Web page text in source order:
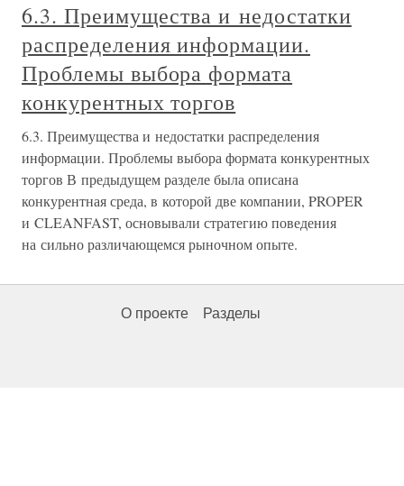
6.3. Преимущества и недостатки
распределения информации.
Проблемы выбора формата
конкурентных торгов
6.3. Преимущества и недостатки распределения
информации. Проблемы выбора формата конкурентных
торгов В предыдущем разделе была описана
конкурентная среда, в которой две компании, PROPER
и CLEANFAST, основывали стратегию поведения
на сильно различающемся рыночном опыте.
О проекте Разделы